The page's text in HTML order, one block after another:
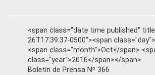
<span class="date time published"
26T17:39:37-0500"><span
<span class="month">Oct</span>
class="year">2016</span></span>
Boletín de Prensa Nº 366